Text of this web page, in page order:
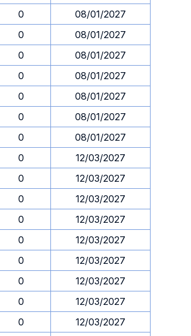
0
08/01/2027
0
08/01/2027
0
08/01/2027
0
08/01/2027
0
08/01/2027
0
08/01/2027
0
08/01/2027
0
12/03/2027
0
12/03/2027
0
12/03/2027
0
12/03/2027
0
12/03/2027
0
12/03/2027
0
12/03/2027
0
12/03/2027
0
12/03/2027